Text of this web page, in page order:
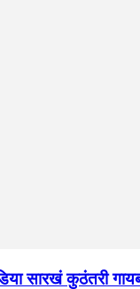
सारखं कुठंतरी